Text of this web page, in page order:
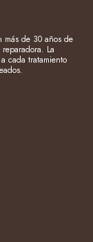
más de 30 años de
La
cada tratamiento